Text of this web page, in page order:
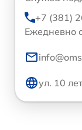
+7 (381)
Ежедневно
ул. 10